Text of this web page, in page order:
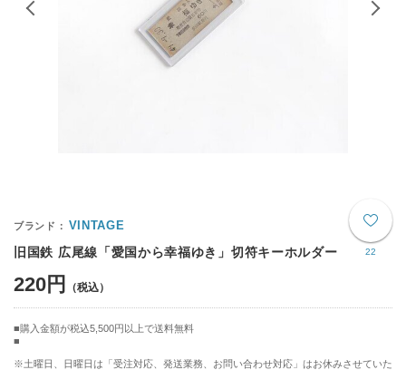
22
VINTAGE
旧国鉄 広尾線「愛国から幸福ゆき」切符キーホルダー
220円
購入金額が税込5,500円以上で送料無料
※土曜日、日曜日は「受注対応、発送業務、お問い合わせ対応」はお休みさせていた